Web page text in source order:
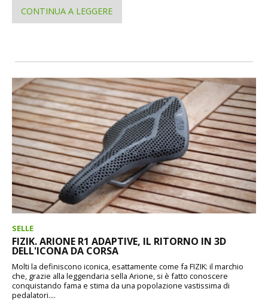
CONTINUA A LEGGERE
SELLE
FIZIK. ARIONE R1 ADAPTIVE, IL RITORNO IN 3D
DELL'ICONA DA CORSA
Molti la definiscono iconica, esattamente come fa FIZIK: il marchio
che, grazie alla leggendaria sella Arione, si è fatto conoscere
conquistando fama e stima da una popolazione vastissima di
pedalatori....